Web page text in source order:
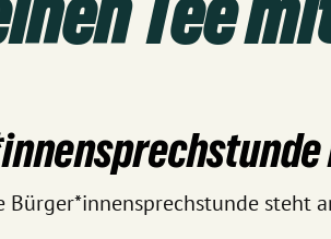
Bürger*innensprechstunde steht